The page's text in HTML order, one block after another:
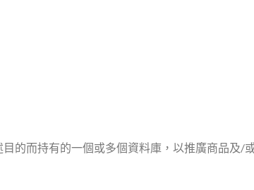
的而持有的一個或多個資料庫，以推廣商品及/